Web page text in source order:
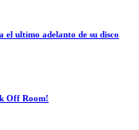
el ultimo adelanto de su disco
Off Room!